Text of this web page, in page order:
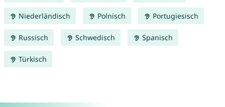
Niederländisch Polnisch Portugiesisch
Russisch Schwedisch Spanisch
Türkisch